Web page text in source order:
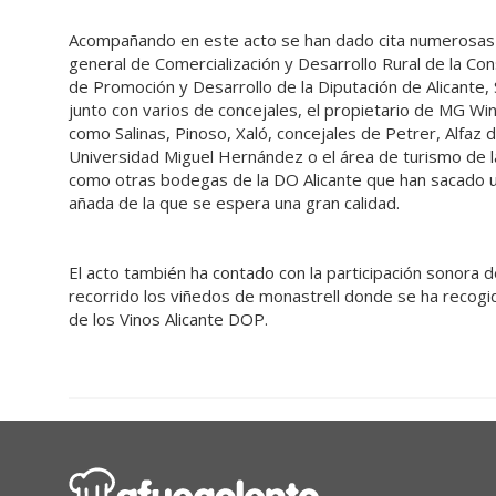
Acompañando en este acto se han dado cita
general de Comercialización y Desarrollo Rural de la
de Promoción y Desarrollo de la Diputación de Alicante,
junto con varios de concejales, el propietario de MG
como Salinas, Pinoso, Xaló, concejales de Petrer, Alfaz
Universidad Miguel Hernández o el área de turismo de la
como otras bodegas de la DO Alicante que han
añada de la que se espera una gran calidad.
El acto también ha contado con la participación sonora
recorrido los viñedos de monastrell donde se ha
de los Vinos Alicante DOP.